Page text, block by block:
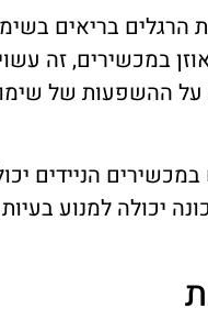
הרגלים בריאים
במכשירים, זה
על ההשפעות של
הניידים
יכולה למנוע